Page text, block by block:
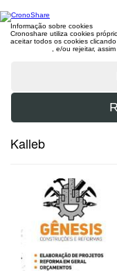
Informação sobre cookies
Cronoshare utiliza cookies
aceitar todos os cookies
, e/ou rejeitar,
Kalleb